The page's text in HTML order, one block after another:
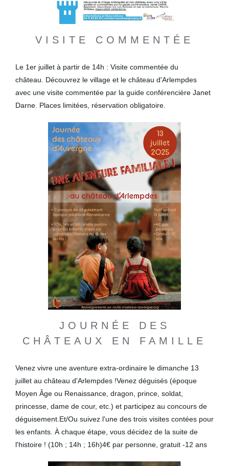
VISITE COMMENTÉE
Le 1er juillet à partir de 14h : Visite commentée du
château. Découvrez le village et le château d'Arlempdes
avec une visite commentée par la guide conférencière Janet
Darne. Places limitées, réservation obligatoire.
JOURNÉE DES
CHÂTEAUX EN FAMILLE
Venez vivre une aventure extra-ordinaire le dimanche 13
juillet au château d'Arlempdes !Venez déguisés (époque
Moyen Âge ou Renaissance, dragon, prince, soldat,
princesse, dame de cour, etc.) et participez au concours de
déguisement.Et/Ou suivez l'une des trois visites contées pour
les enfants. À chaque étape, vous décidez de la suite de
l'histoire ! (10h ; 14h ; 16h)4€ par personne, gratuit -12 ans